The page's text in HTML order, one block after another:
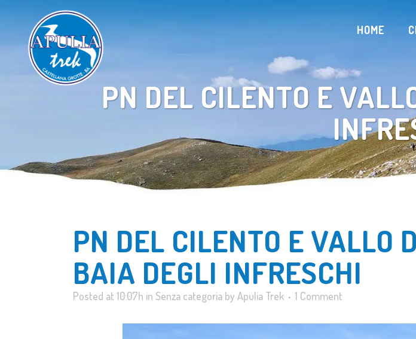
HOME
PN DEL CILENTO E
PN DEL CILENTO E VALLO
BAIA DEGLI INFRESCHI
Posted at 10:07h in Senza categoria by Apulia Trek 1 Comment